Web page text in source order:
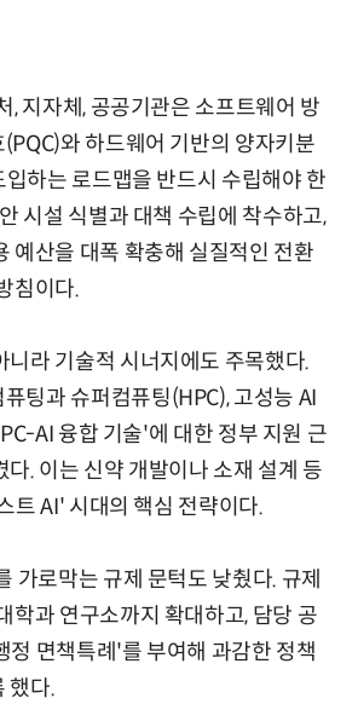
, 지자체, 공공기관은 소프트웨어 방
와 하드웨어 기반의 양자키분
하는 로드맵을 반드시 수립해야 한
시설 식별과 대책 수립에 착수하고,
예산을 대폭 확충해 실질적인 전환
침이다.
니라 기술적 시너지에도 주목했다.
팅과 슈퍼컴퓨팅(HPC), 고성능 AI
AI 융합 기술'에 대한 정부 지원 근
다. 이는 신약 개발이나 소재 설계 등
트 AI' 시대의 핵심 전략이다.
가로막는 규제 문턱도 낮췄다. 규제
학과 연구소까지 확대하고, 담당 공
정 면책특례'를 부여해 과감한 정책
했다.